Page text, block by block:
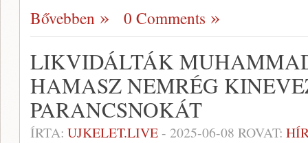
Bővebben 0 Comments
LIKVIDÁLTÁK
HAMASZ NEMRÉG
PARANCSNOKÁT
ÍRTA: UJKELET.LIVE- 2025-06-08 ROVAT: